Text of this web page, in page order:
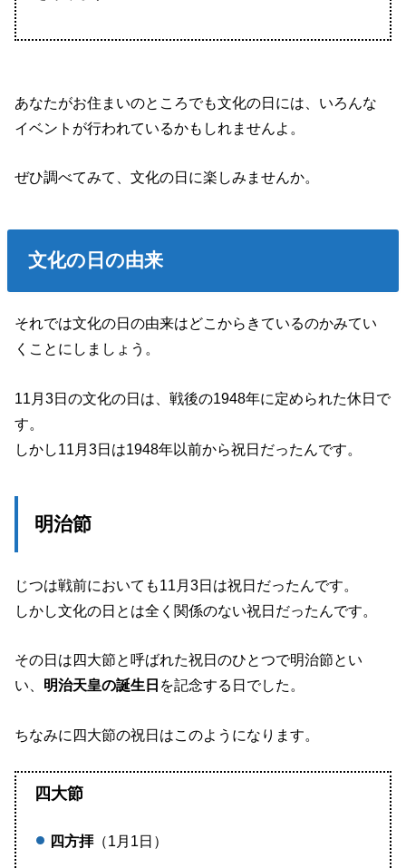
あなたがお住まいのところでも文化の日には、いろんな
イベントが行われているかもしれませんよ。
ぜひ調べてみて、文化の日に楽しみませんか。
文化の日の由来
それでは文化の日の由来はどこからきているのかみてい
くことにしましょう。
11月3日の文化の日は、戦後の1948年に定められた休日で
す。
しかし11月3日は1948年以前から祝日だったんです。
明治節
じつは戦前においても11月3日は祝日だったんです。
しかし文化の日とは全く関係のない祝日だったんです。
その日は四大節と呼ばれた祝日のひとつで明治節とい
い、 明治天皇の誕生日 を記念する日でした。
ちなみに四大節の祝日はこのようになります。
四大節
四方拝（1月1日）